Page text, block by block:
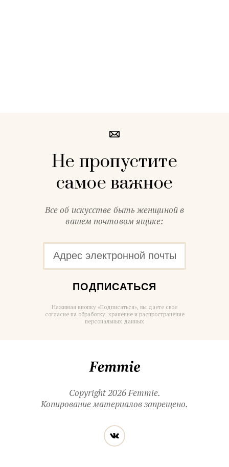
Не пропустите
самое важное
Все об искусстве быть женщиной в
вашем почтовом ящике:
ПОДПИСАТЬСЯ
Нажимая кнопку «Подписаться», вы даете свое
согласие на обработку, хранение и распространение
персональных данных
Copyright 2026 Femmie.
Копирование материалов запрещено.
Читайте
нас
в социальных